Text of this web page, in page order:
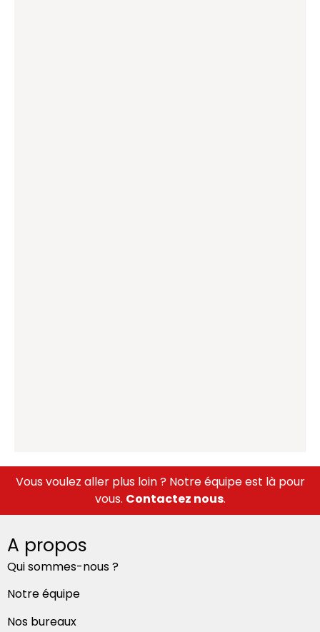
Vous voulez aller plus loin ? Notre équipe est là pour
vous. Contactez nous.
A propos
Qui sommes-nous ?
Notre équipe
Nos bureaux